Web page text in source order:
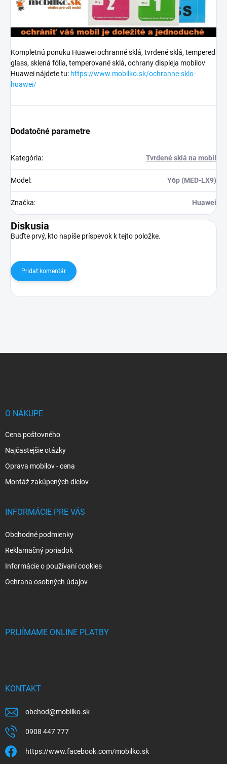
Kompletnú ponuku Huawei ochranné sklá, tvrdené sklá, tempered
glass, sklená fólia, temperované sklá, ochrany displeja mobilov
Huawei nájdete tu: https://www.mobilko.sk/ochranne-sklo-
huawei/
Dodatočné parametre
Kategória: Tvrdené sklá na mobil
Model : Y6p (MED-LX9)
Značka: Huawei
Diskusia
Buďte prvý, kto napíše príspevok k tejto položke.
Pridať komentár
O NÁKUPE
Cena poštovného
Najčastejšie otázky
Oprava mobilov - cena
Montáž zakúpených dielov
INFORMÁCIE PRE VÁS
Obchodné podmienky
Reklamačný poriadok
Informácie o používaní cookies
Ochrana osobných údajov
PRIJÍMAME ONLINE PLATBY
KONTAKT
obchod@mobilko.sk
0908 447 777
https://www.facebook.com/mobilko.sk